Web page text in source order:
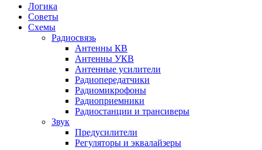
Логика
Советы
Схемы
Радиосвязь
Антенны КВ
Антенны УКВ
Антенные усилители
Радиопередатчики
Радиомикрофоны
Радиоприемники
Радиостанции и трансиверы
Звук
Предусилители
Регуляторы и эквалайзеры